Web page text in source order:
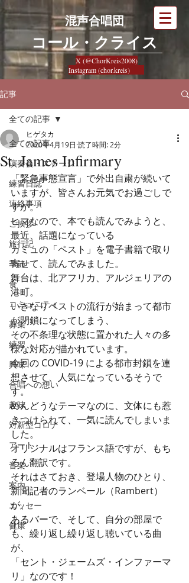
混声合唱団
​コール・クライス
X (@ChorKreis2008)
Instagram (chor.kreis)
記事
全ての記事
演奏会・ステージ
練習日誌
連絡事項
ご挨拶
旅行記
季節
食
コミュニティ
募集
練習
興味
合唱への想い
趣味
対新型コロナ
アート
音楽
案内
エッセー
健康
全ての記事
St. James Infirmary
ヒゲタカ
2020年4月19日 読了時間: 2分
「緊急事態宣言」で外出自粛が続いて
いますが、皆さんお元気でお過ごしで
すか。
ヒマなので、本でも読んでみようと、
最近、話題になっている
カミュの「ペスト」を電子書籍で取り
寄せて、読んでみました。
舞台は、北アフリカ、アルジェリアの
港町。
いきなりペストの流行が始まって都市
が閉鎖になってしまう、
その不条理な状態に置かれた人々の多
様な対応が描かれています。
今回の COVID-19 による都市封鎖を連
想させて、人気になっているそうで
す。
めんどうなテーマなのに、文体にも惹
きつけられて、一気に読んでしまいま
した。
オリジナルはフランス語ですが、もち
ろん翻訳です。
それはさておき、登場人物のひとり、
新聞記者のランベール（Rambert）
が、
あるバーで、そして、自分の部屋で
も、繰り返し繰り返し聴いている曲
が、
「セント・ジェームズ・インファーマ
リ」なのです！